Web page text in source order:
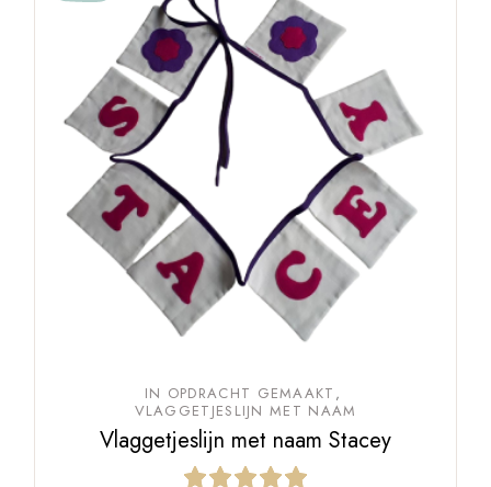
IN OPDRACHT GEMAAKT
VLAGGETJESLIJN MET NAAM
Vlaggetjeslijn met naam Stacey